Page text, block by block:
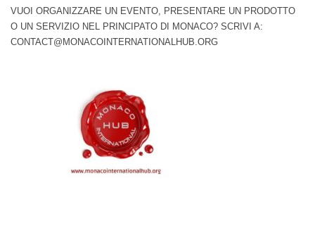
VUOI ORGANIZZARE UN EVENTO, PRESENTARE UN PRODOTTO
O UN SERVIZIO NEL PRINCIPATO DI MONACO? SCRIVI A:
CONTACT@MONACOINTERNATIONALHUB.ORG